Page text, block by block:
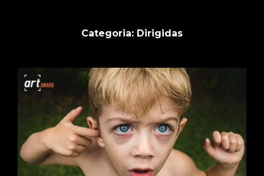
Categoria: Dirigidas